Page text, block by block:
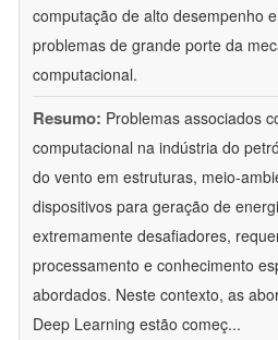
computação de alto desempenho
problemas de grande porte da
computacional.
Resumo: Problemas associados
computacional na indústria do
do vento em estruturas, meio-
dispositivos para geração de
extremamente desafiadores,
processamento e conhecimento
abordados. Neste contexto, as
Deep Learning estão começ...